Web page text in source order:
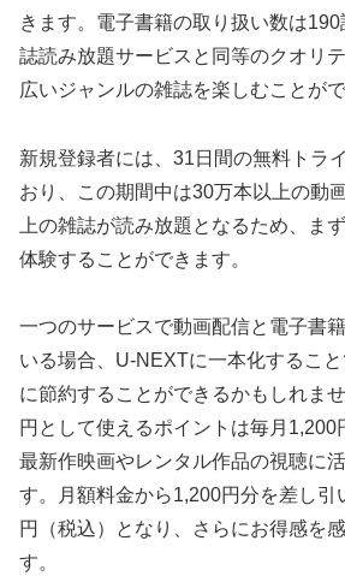
きます。電子書籍の取り扱い数は
誌読み放題サービスと同等のクオリ
広いジャンルの雑誌を楽しむことがで
新規登録者には、31日間の無料トラ
おり、この期間中は30万本以上の動
上の雑誌が読み放題となるため、ま
体験することができます。
一つのサービスで動画配信と電子書
いる場合、U-NEXTに一本化するこ
に節約することができるかもしれま
円として使えるポイントは毎月1,200
最新作映画やレンタル作品の視聴に
す。月額料金から1,200円分を差し引
円（税込）となり、さらにお得感を
す。